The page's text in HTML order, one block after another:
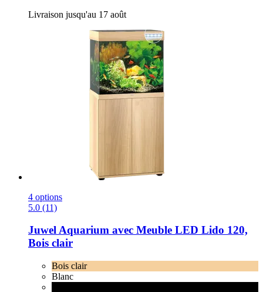
Livraison jusqu'au 17 août
4 options
5.0 (11)
JuwelAquarium avec Meuble LED Lido 120,
Bois clair
Bois clair
Blanc